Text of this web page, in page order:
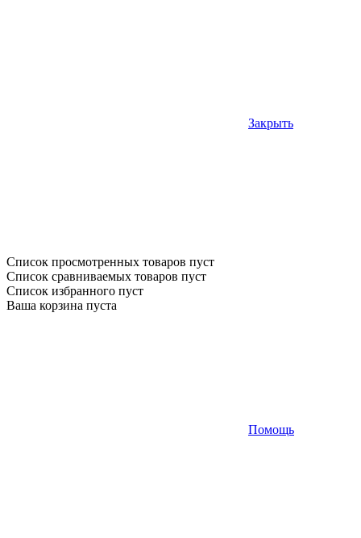
Закрыть
Список просмотренных товаров пуст
Список сравниваемых товаров пуст
Список избранного пуст
Ваша корзина пуста
Помощь